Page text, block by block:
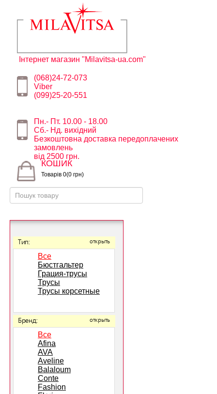
Інтернет магазин "Milavitsa-ua.com"
(068)24-72-073
Viber
(099)25-20-551
Пн.- Пт. 10.00 - 18.00
Сб.- Нд. вихідний
Безкоштовна доставка передоплачених
замовлень
від 2500 грн.
КОШИК
Товарів 0(0 грн)
Тип: открыть
Все
Бюстгальтер
Грация-трусы
Трусы
Трусы корсетные
Бренд: открыть
Все
Afina
AVA
Aveline
Balaloum
Conte
Fashion